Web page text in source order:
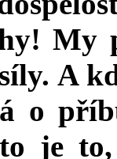
My
A
o
je